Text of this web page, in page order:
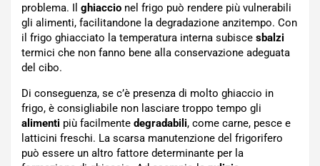
problema. Il ghiaccio nel frigo può rendere più vulnerabili
gli alimenti, facilitandone la degradazione anzitempo. Con
il frigo ghiacciato la temperatura interna subisce sbalzi
termici che non fanno bene alla conservazione adeguata
del cibo.
Di conseguenza, se c’è presenza di molto ghiaccio in
frigo, è consigliabile non lasciare troppo tempo gli
alimenti più facilmente degradabili, come carne, pesce e
latticini freschi. La scarsa manutenzione del frigorifero
può essere un altro fattore determinante per la